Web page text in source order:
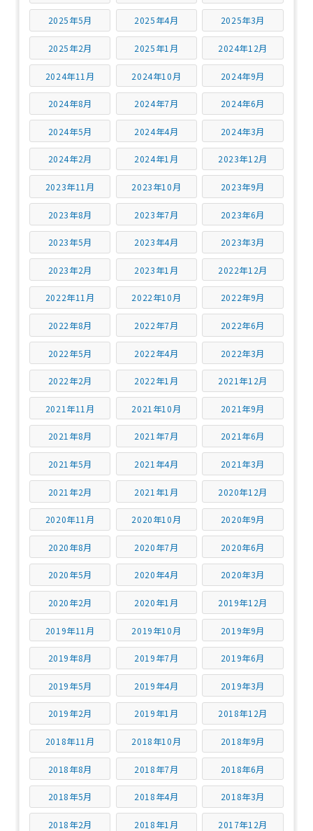
2025年5月 2025年4月 2025年3月
2025年2月 2025年1月 2024年12月
2024年11月 2024年10月 2024年9月
2024年8月 2024年7月 2024年6月
2024年5月 2024年4月 2024年3月
2024年2月 2024年1月 2023年12月
2023年11月 2023年10月 2023年9月
2023年8月 2023年7月 2023年6月
2023年5月 2023年4月 2023年3月
2023年2月 2023年1月 2022年12月
2022年11月 2022年10月 2022年9月
2022年8月 2022年7月 2022年6月
2022年5月 2022年4月 2022年3月
2022年2月 2022年1月 2021年12月
2021年11月 2021年10月 2021年9月
2021年8月 2021年7月 2021年6月
2021年5月 2021年4月 2021年3月
2021年2月 2021年1月 2020年12月
2020年11月 2020年10月 2020年9月
2020年8月 2020年7月 2020年6月
2020年5月 2020年4月 2020年3月
2020年2月 2020年1月 2019年12月
2019年11月 2019年10月 2019年9月
2019年8月 2019年7月 2019年6月
2019年5月 2019年4月 2019年3月
2019年2月 2019年1月 2018年12月
2018年11月 2018年10月 2018年9月
2018年8月 2018年7月 2018年6月
2018年5月 2018年4月 2018年3月
2018年2月 2018年1月 2017年12月